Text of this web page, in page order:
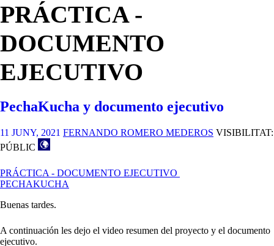
PRÁCTICA -
DOCUMENTO
EJECUTIVO
PechaKucha y documento ejecutivo
11 JUNY, 2021 FERNANDO ROMERO MEDEROS VISIBILITAT:
PÚBLIC
PRÁCTICA - DOCUMENTO EJECUTIVO
PECHAKUCHA
Buenas tardes.
A continuación les dejo el video resumen del proyecto y el documento
ejecutivo.